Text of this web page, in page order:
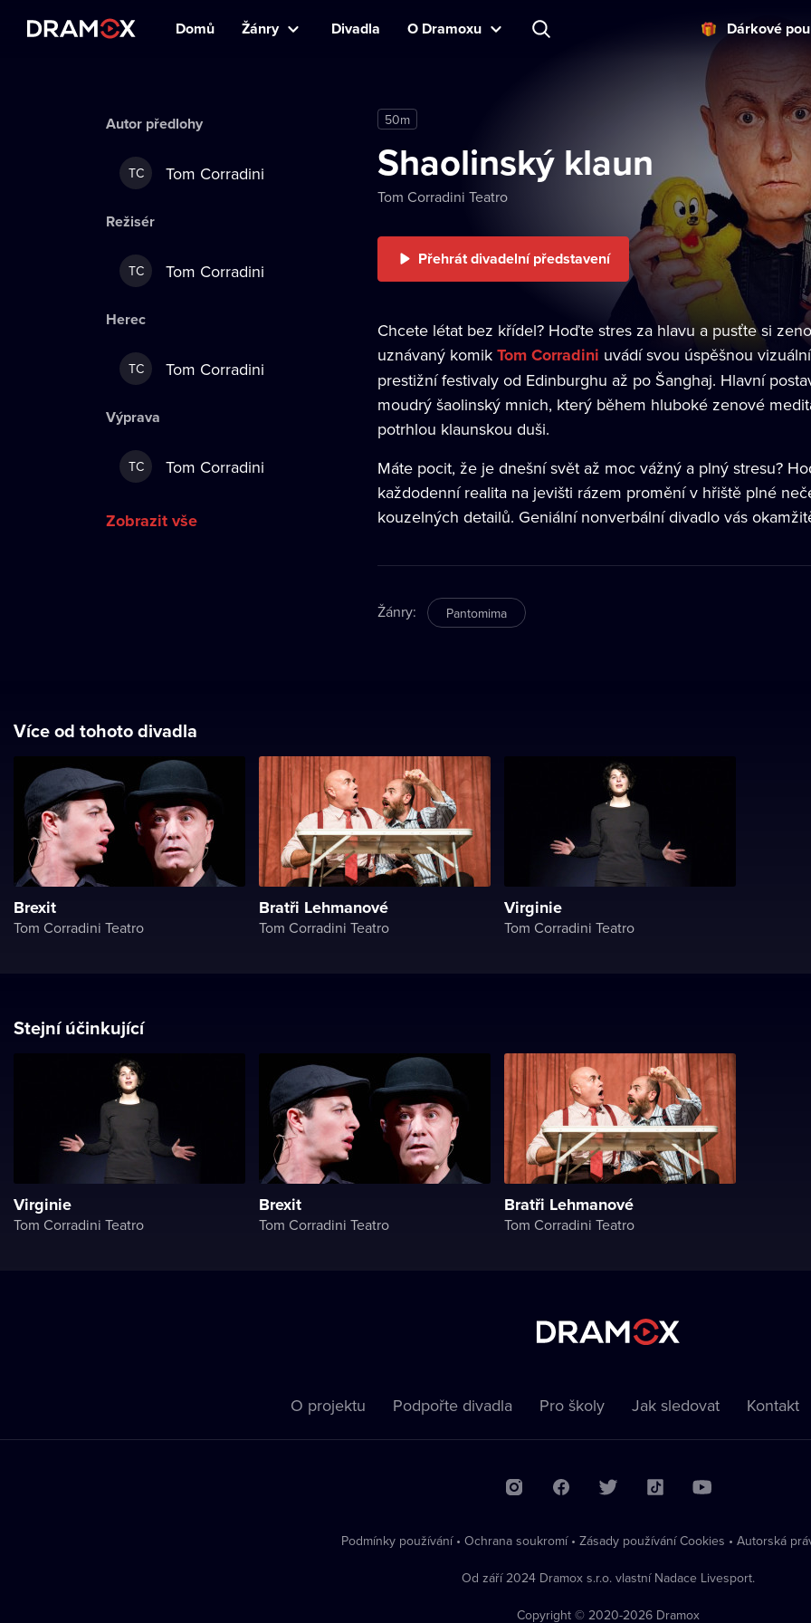
Domů Žánry Divadla O Dramoxu Dárkové
50m
Shaolinský klaun
Tom Corradini Teatro
Přehrát divadelní představení
Chcete létat bez křídel? Hoďte stres za hlavu a pusťte si
uznávaný komik Tom Corradini uvádí svou úspěšnou
prestižní festivaly od Edinburghu až po Šanghaj. Hlavní
moudrý šaolinský mnich, který během hluboké zenové
potrhlou klaunskou duši.
Máte pocit, že je dnešní svět až moc vážný a plný stresu?
každodenní realita na jevišti rázem promění v hřiště plné
kouzelných detailů. Geniální nonverbální divadlo vás
Žánry: Pantomima
Autor předlohy
TC Tom Corradini
Režisér
TC Tom Corradini
Herec
TC Tom Corradini
Výprava
TC Tom Corradini
Zobrazit vše
Více od tohoto divadla
Brexit
Tom Corradini Teatro
Bratři Lehmanové
Tom Corradini Teatro
Virginie
Tom Corradini Teatro
Stejní účinkující
Virginie
Tom Corradini Teatro
Brexit
Tom Corradini Teatro
Bratři Lehmanové
Tom Corradini Teatro
O projektu Podpořte divadla Pro školy Jak sledovat Kontakt
Podmínky používání • Ochrana soukromí • Zásady používání Cookies • Autorská
Od září 2024 Dramox s.r.o. vlastní Nadace Livesport.
Copyright © 2020-2026 Dramox